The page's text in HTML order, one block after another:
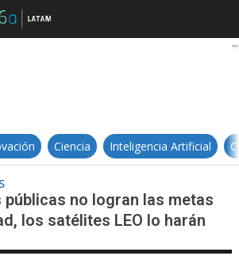
Si las políticas públicas no
Ciencia Inteligencia Artificial
no logran las metas
los satélites LEO lo harán